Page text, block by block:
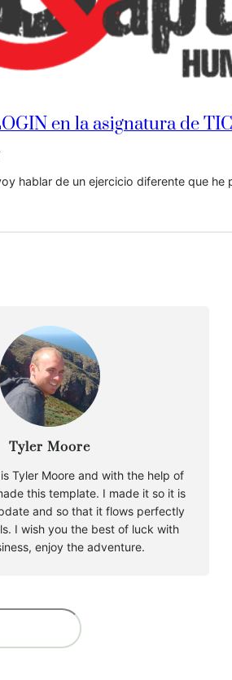
en la asignatura de TIC
hablar de un ejercicio diferente que
Tyler Moore
Tyler Moore and with the help of
this template. I made it so it is
and so that it flows perfectly
I wish you the best of luck with
enjoy the adventure.